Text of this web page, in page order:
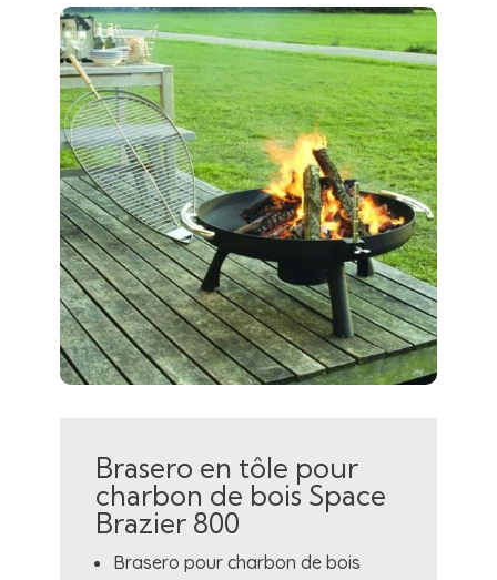
Brasero en tôle pour
charbon de bois Space
Brazier 800
Brasero pour charbon de bois